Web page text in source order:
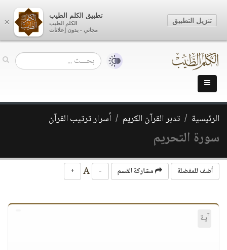
الرئيسية تدبر القرآن الكريم أسرار ترتيب القرآن
سورة التحريم
أضف للمفضلة مشاركة القسم -
+
آية
×
تطبيق الكلم الطيب
الكلم الطيب
مجاني - بدون إعلانات
تنزيل التطبيق